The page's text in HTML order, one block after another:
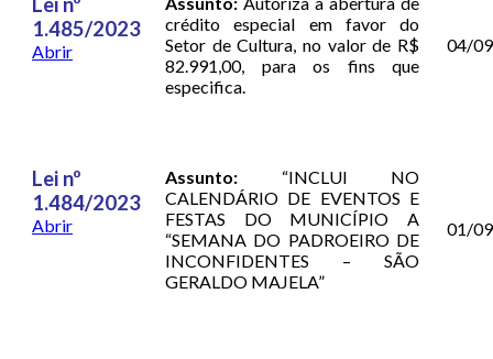
1.485/2023
Abrir
crédito especial em favor do
Setor de Cultura, no valor de R$
82.991,00, para os fins que
especifica.
04/
Lei nº
1.484/2023
Abrir
Assunto: “INCLUI NO
CALENDÁRIO DE EVENTOS E
FESTAS DO MUNICÍPIO A
“SEMANA DO PADROEIRO DE
INCONFIDENTES – SÃO
GERALDO MAJELA”
01/